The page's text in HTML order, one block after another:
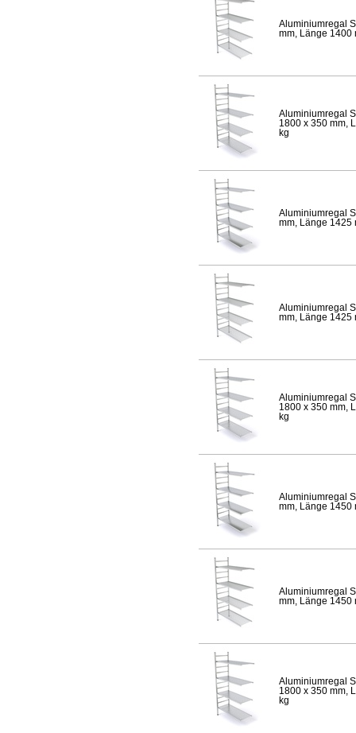
Aluminiumregal
mm, Länge 1400
Aluminiumregal
1800 x 350 mm,
kg
Aluminiumregal
mm, Länge 1425
Aluminiumregal
mm, Länge 1425
Aluminiumregal
1800 x 350 mm,
kg
Aluminiumregal
mm, Länge 1450
Aluminiumregal
mm, Länge 1450
Aluminiumregal
1800 x 350 mm,
kg